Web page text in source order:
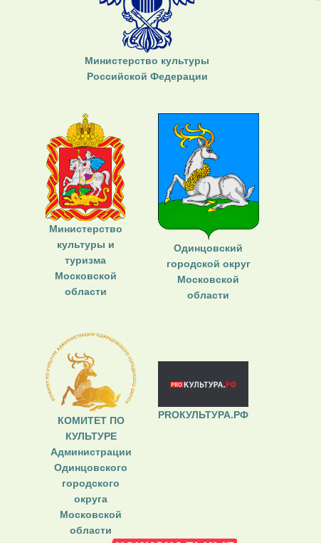
Министерство культуры
Российской Федерации
Министерство
культуры и
туризма
Московской
области
Одинцовский
городской округ
Московской
области
КОМИТЕТ ПО
КУЛЬТУРЕ
Администрации
Одинцовского
городского
округа
Московской
области
PROКУЛЬТУРА.РФ